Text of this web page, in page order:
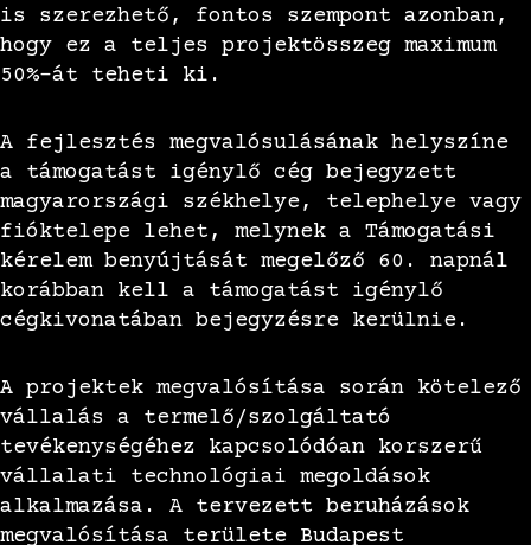
is szerezhető, fontos szempont azonban,
hogy ez a teljes projektösszeg maximum
50%-át teheti ki.
A fejlesztés megvalósulásának helyszíne
a támogatást igénylő cég bejegyzett
magyarországi székhelye, telephelye vagy
fióktelepe lehet, melynek a Támogatási
kérelem benyújtását megelőző 60. napnál
korábban kell a támogatást igénylő
cégkivonatában bejegyzésre kerülnie.
A projektek megvalósítása során kötelező
vállalás a termelő/szolgáltató
tevékenységéhez kapcsolódóan korszerű
vállalati technológiai megoldások
alkalmazása. A tervezett beruházások
megvalósítása területe Budapest